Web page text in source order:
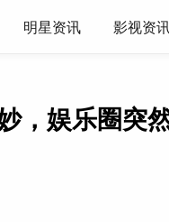
明星资讯 影视资
，娱乐圈突